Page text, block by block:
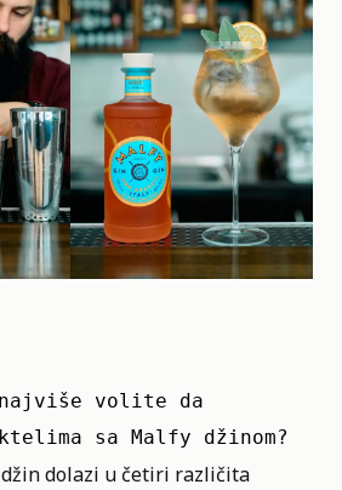
volite da
sa Malfy džinom?
dolazi u četiri različita